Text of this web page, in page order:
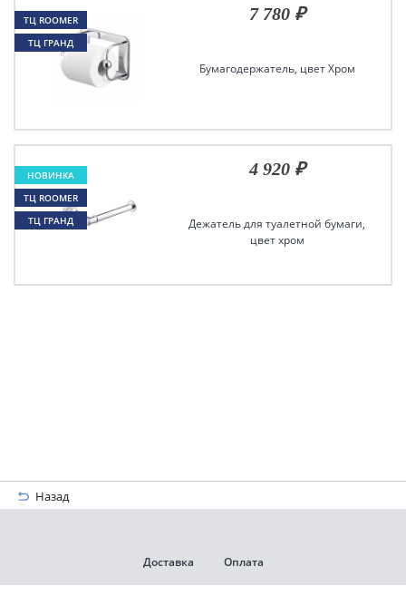
ТЦ ROOMER
ТЦ ГРАНД
ХИМКИ
7 780 ₽
Бумагодержатель, цвет Хром
НОВИНКА
ТЦ ROOMER
ТЦ ГРАНД
ХИМКИ
4 920 ₽
Дежатель для туалетной бумаги,
цвет хром
Назад
Доставка Оплата